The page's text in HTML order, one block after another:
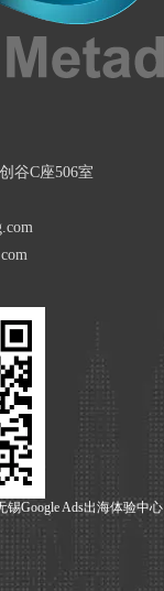
谷C座506室
锡Google Ads出海体验中心